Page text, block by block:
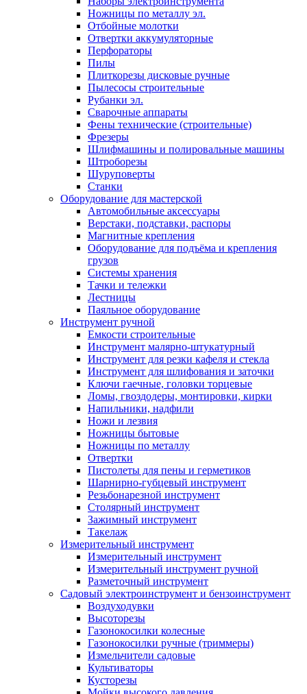
Ножницы по металлу эл.
Отбойные молотки
Отвертки аккумуляторные
Перфораторы
Пилы
Плиткорезы дисковые ручные
Пылесосы строительные
Рубанки эл.
Сварочные аппараты
Фены технические (строительные)
Фрезеры
Шлифмашины и полировальные машины
Штроборезы
Шуруповерты
Станки
Оборудование для мастерской
Автомобильные аксессуары
Верстаки, подставки, распоры
Магнитные крепления
Оборудование для подъёма и крепления
грузов
Системы хранения
Тачки и тележки
Лестницы
Паяльное оборудование
Инструмент ручной
Емкости строительные
Инструмент малярно-штукатурный
Инструмент для резки кафеля и стекла
Инструмент для шлифования и заточки
Ключи гаечные, головки торцевые
Ломы, гвоздодеры, монтировки, кирки
Напильники, надфили
Ножи и лезвия
Ножницы бытовые
Ножницы по металлу
Отвертки
Пистолеты для пены и герметиков
Шарнирно-губцевый инструмент
Резьбонарезной инструмент
Столярный инструмент
Зажимный инструмент
Такелаж
Измерительный инструмент
Измерительный инструмент
Измерительный инструмент ручной
Разметочный инструмент
Садовый электроинструмент и бензоинструмент
Воздуходувки
Высоторезы
Газонокосилки колесные
Газонокосилки ручные (триммеры)
Измельчители садовые
Культиваторы
Кусторезы